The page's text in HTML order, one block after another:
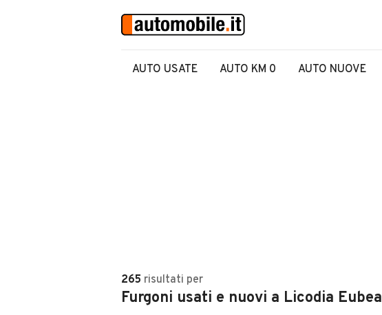
AUTO USATE AUTO KM 0 AUTO NUOVE
265 risultati per
Furgoni usati e nuovi a Licodia Eubea